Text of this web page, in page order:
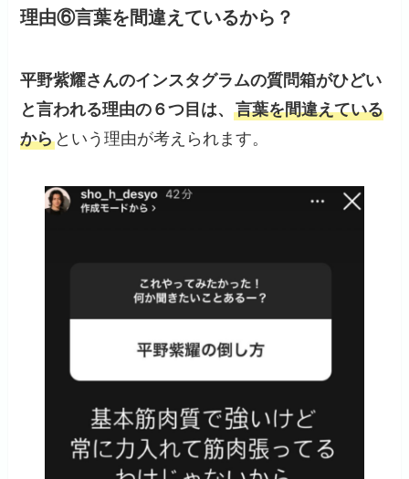
理由⑥言葉を間違えているから？
平野紫耀さんのインスタグラムの質問箱がひどい
と言われる理由の６つ目は、言葉を間違えている
から という理由が考えられます。